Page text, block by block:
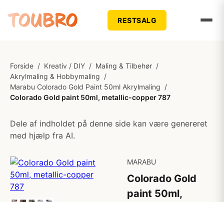
RESTSALG
Forside / Kreativ / DIY / Maling & Tilbehør /
Akrylmaling & Hobbymaling /
Marabu Colorado Gold Paint 50ml Akrylmaling /
Colorado Gold paint 50ml, metallic-copper 787
Dele af indholdet på denne side kan være genereret
med hjælp fra AI.
MARABU
Colorado Gold
paint 50ml,